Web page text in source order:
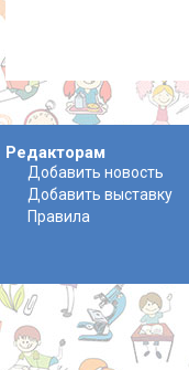
Редакторам
Добавить новость
Добавить выставку
Правила